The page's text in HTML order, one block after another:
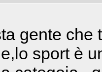
gente che
sport è